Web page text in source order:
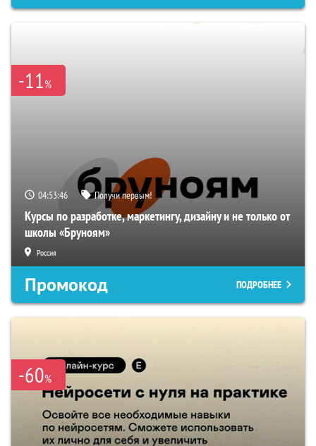
-11%
04:53:45 Получи первым!
Курсы по разработке, маркетингу, дизайну и не только от
школы «Бруноям»
Россия
Промокод ПОДРОБНЕЕ
-60%